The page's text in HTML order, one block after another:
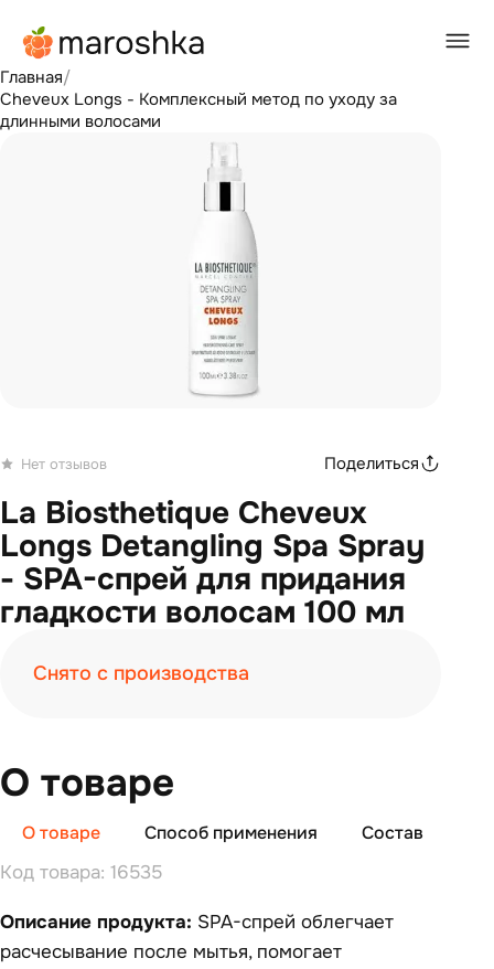
Главная/
Cheveux Longs - Комплексный метод по уходу за
длинными волосами
Нет отзывов Поделиться
La Biosthetique Cheveux
Longs Detangling Spa Spray
- SPA-спрей для придания
гладкости волосам 100 мл
Снято с производства
О товаре
О товаре Способ применения Состав
Код товара: 16535
Описание продукта: SPA-спрей облегчает
расчесывание после мытья, помогает